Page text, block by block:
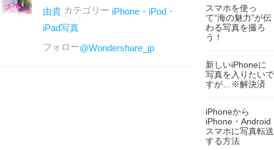
由貴 カテゴリー iPhone・iPod・
iPad写真
フォロー@Wondershare_jp
スマホを使っ
て“海の魅力”が伝
わる写真を撮ろ
う！
新しいiPhoneに
写真を入りたいで
すが…※解決済
iPhoneから
iPhone・Android
スマホに写真転送
する方法